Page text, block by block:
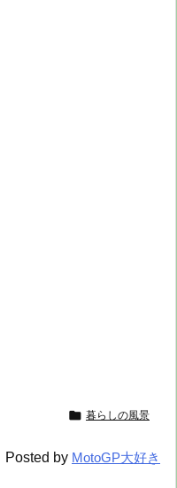
 暮らしの風景
Posted by MotoGP大好き